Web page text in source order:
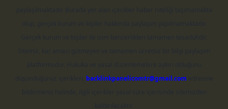
backlinkpanelicomtr@gmail.com